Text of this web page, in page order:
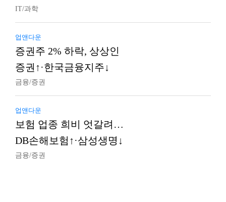
IT/과학
업앤다운
증권주 2% 하락, 상상인
증권↑·한국금융지주↓
금융/증권
업앤다운
보험 업종 희비 엇갈려…
DB손해보험↑·삼성생명↓
금융/증권